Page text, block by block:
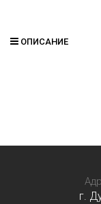
ОПИСАНИЕ
г.